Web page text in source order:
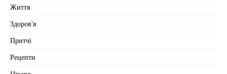
Життя
Здоров'я
Притчі
Рецепти